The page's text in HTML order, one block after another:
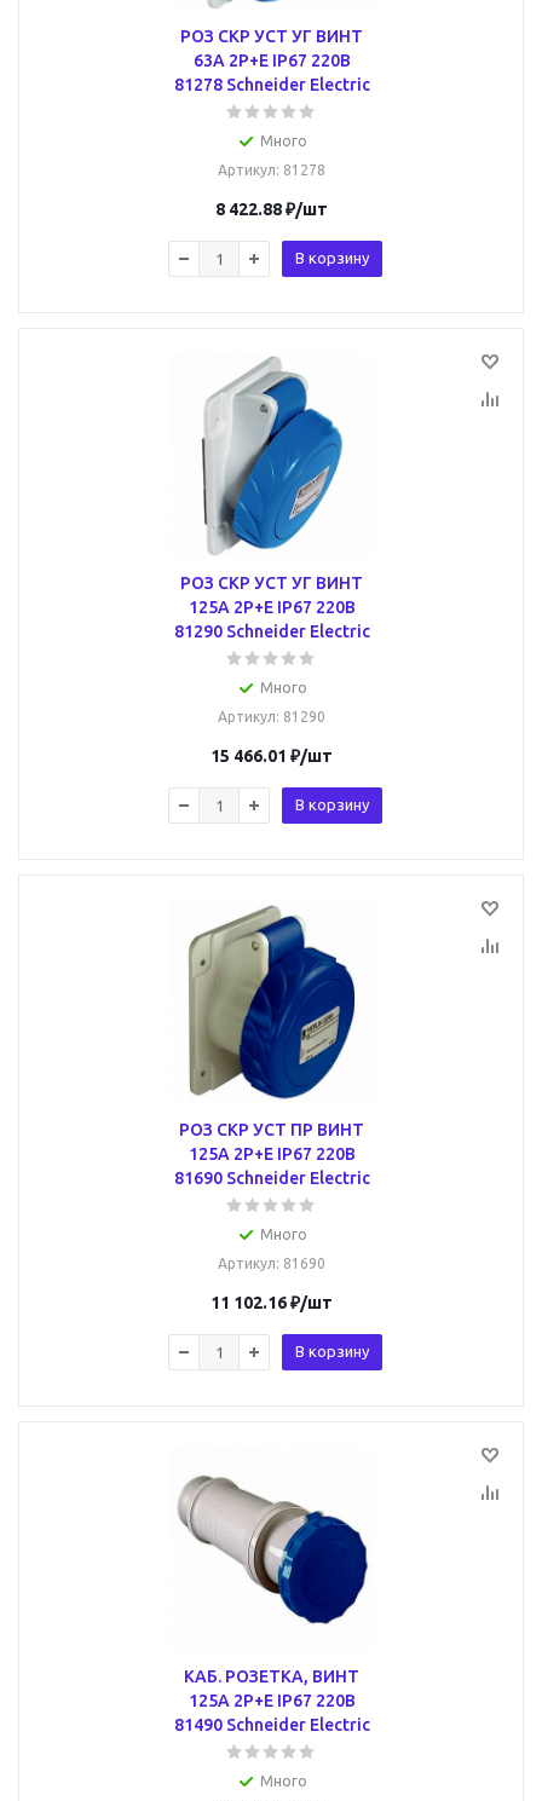
РОЗ СКР УСТ УГ ВИНТ
63А 2P+E IP67 220В
81278 Schneider Electric
Много
Артикул: 81278
8 422.88₽/шт
В корзину
РОЗ СКР УСТ УГ ВИНТ
125А 2P+E IP67 220В
81290 Schneider Electric
Много
Артикул: 81290
15 466.01 ₽/шт
В корзину
РОЗ СКР УСТ ПР ВИНТ
125А 2P+E IP67 220В
81690 Schneider Electric
Много
Артикул: 81690
11 102.16₽/шт
В корзину
КАБ. РОЗЕТКА, ВИНТ
125А 2P+E IP67 220В
81490 Schneider Electric
Много